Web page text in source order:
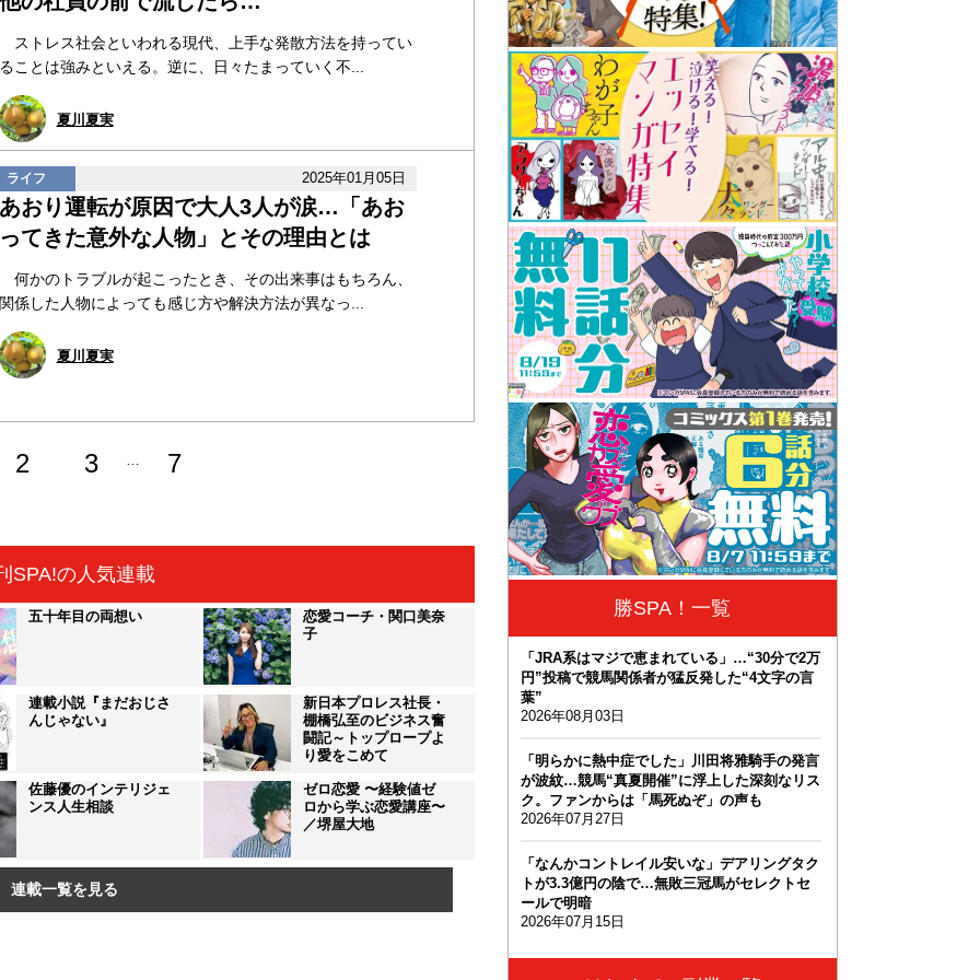
トレス社会といわれる現代、上手な発散方法を持ってい
ことは強みといえる。逆に、日々たまっていく不...
夏川夏実
ライフ 2025年01月05日
おり運転が原因で大人3人が涙…「あお
てきた意外な人物」とその理由とは
かのトラブルが起こったとき、その出来事はもちろん、
係した人物によっても感じ方や解決方法が異なっ...
夏川夏実
2 3 7
SPA!の人気連載
五十年目の両想い
恋愛コーチ・関口美奈
子
連載小説『まだおじさ
んじゃない』
新日本プロレス社長・
棚橋弘至のビジネス奮
闘記～トップロープよ
り愛をこめて
佐藤優のインテリジェ
ンス人生相談
ゼロ恋愛 〜経験値ゼ
ロから学ぶ恋愛講座〜
／堺屋大地
連載一覧を見る
勝SPA！一覧
「JRA系はマジで恵まれている」…“30分で2万
円”投稿で競馬関係者が猛反発した“4文字の言
葉”
2026年08月03日
「明らかに熱中症でした」川田将雅騎手の発言
が波紋…競馬“真夏開催”に浮上した深刻なリス
ク。ファンからは「馬死ぬぞ」の声も
2026年07月27日
「なんかコントレイル安いな」デアリングタク
トが3.3億円の陰で…無敗三冠馬がセレクトセ
ールで明暗
2026年07月15日